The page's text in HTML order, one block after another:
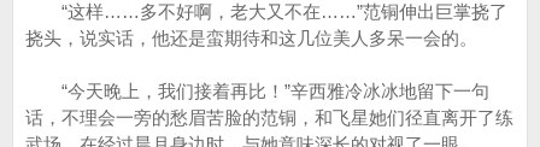
“这样……多不好啊，老大又不在……”范铜伸出巨掌挠了
挠头，说实话，他还是蛮期待和这几位美人多呆一会的。
“今天晚上，我们接着再比！”辛西雅冷冰冰地留下一句
话，不理会一旁的愁眉苦脸的范铜，和飞星她们径直离开了练